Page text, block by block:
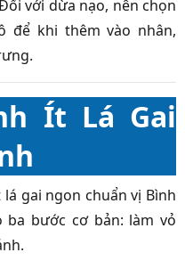
với dừa nạo, nên chọn
để khi thêm vào nhân,
Ít Lá Gai
gai ngon chuẩn vị Bình
bước cơ bản: làm vỏ